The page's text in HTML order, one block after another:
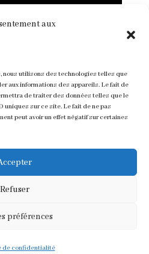
aux
nous utilisons des technologies telles que
aux informations des appareils. Le fait de
de traiter des données telles que le
uniques sur ce site. Le fait de ne pas
peut avoir un effet négatif sur certaines
Refuser
préférences
de confidentialité